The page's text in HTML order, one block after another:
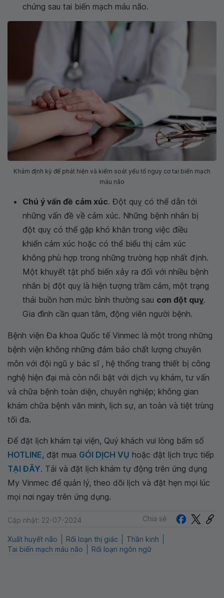
chứng sau tai biến mạch máu não.
Khám định kỳ để phát hiện và kiểm soát yếu tố nguy cơ tai biến mạch
máu não
Chú ý vấn đề cảm xúc. Đột quỵ có thể dẫn tới
những vấn đề về cảm xúc. Những bệnh nhân bị
đột quỵ có thể gặp khó khăn trong việc điều
khiển cảm xúc hoặc có thể biểu thị cảm xúc
không phù hợp trong những trường hợp nhất định.
Một khuyết tật phổ biến xảy ra đối với nhiều bệnh
nhân bị đột quỵ là hiện tượng trầm cảm, một trạng
thái buồn hơn mức bình thường sau cơn đột quỵ.
Gia đình cần quan tâm, động viên người bệnh.
Bệnh viện Đa khoa Quốc tế Vinmec là một trong những
bệnh viện không những đảm bảo chất lượng chuyên
môn với đội ngũ y bác sĩ , hệ thống trang thiết bị công
nghệ hiện đại mà còn nổi bật với dịch vụ khám, tư vấn
và chữa bệnh toàn diện, chuyên nghiệp; không gian
khám chữa bệnh văn minh, lịch sự, an toàn và tiệt trùng
tối đa.
Để đặt lịch khám tại viện, Quý khách vui lòng bấm số
HOTLINE, đặt mua GÓI DỊCH VỤ hoặc đặt lịch trực tiếp
TẠI ĐÂY. Tải và đặt lịch khám tự động trên ứng dụng
My Vinmec để quản lý, theo dõi lịch và đặt hẹn mọi lúc
mọi nơi ngay trên ứng dụng.
Cập nhật: 22-07-2024 Chia sẻ
Xuất huyết não Rối loạn thị giác
Thần kinh
Tai biến mạch máu não
Rối loạn ngôn ngữ